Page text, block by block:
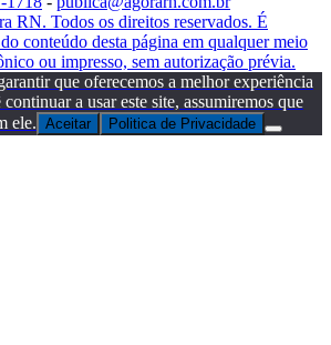
RN. Todos os direitos reservados. É
conteúdo desta página em qualquer meio
ou impresso, sem autorização prévia.
que oferecemos a melhor experiência
a usar este site, assumiremos que
ele. Aceitar Politica de Privacidade